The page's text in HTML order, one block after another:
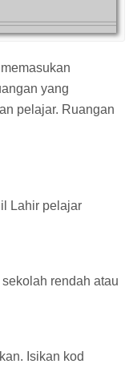
yang
pelajar. Ruangan
Lahir pelajar
rendah atau
Isikan kod